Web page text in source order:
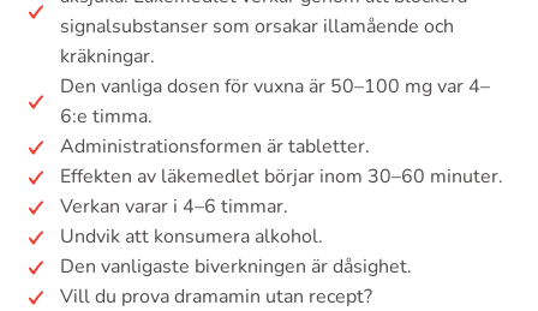
signalsubstanser som orsakar illamående och
kräkningar.
Den vanliga dosen för vuxna är 50–100 mg var 4–
6:e timma.
Administrationsformen är tabletter.
Effekten av läkemedlet börjar inom 30–60 minuter.
Verkan varar i 4–6 timmar.
Undvik att konsumera alkohol.
Den vanligaste biverkningen är dåsighet.
Vill du prova dramamin utan recept?